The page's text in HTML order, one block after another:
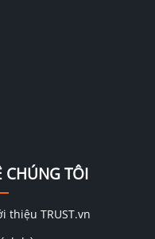
CHÚNG TÔI
thiệu TRUST.vn